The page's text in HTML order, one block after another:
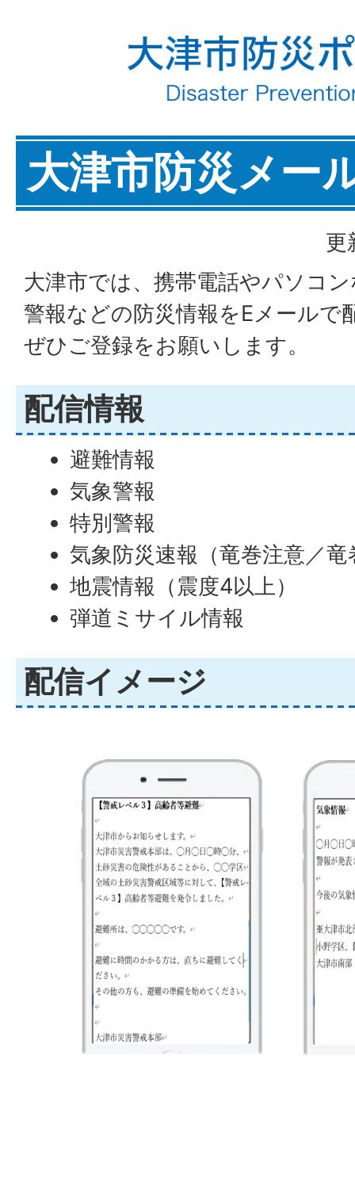
大津市防災メー
更
大津市では、携帯電話やパソコ
警報などの防災情報をEメールで
ぜひご登録をお願いします。
配信情報
避難情報
気象警報
特別警報
気象防災速報（竜巻注意／竜
地震情報（震度4以上）
弾道ミサイル情報
配信イメージ